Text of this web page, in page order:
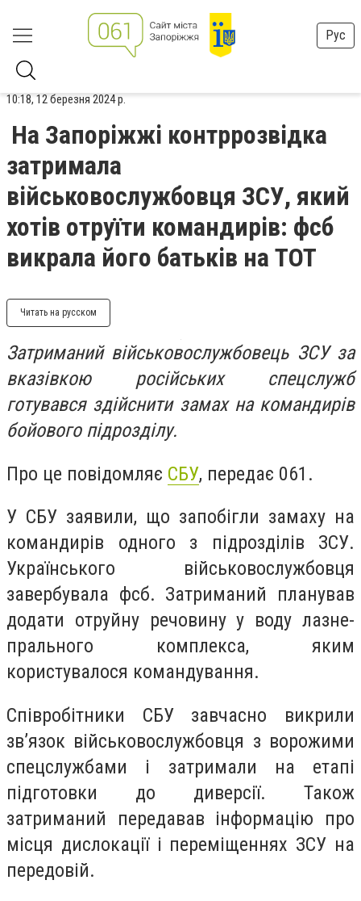
Рус
10:18, 12 березня 2024 р.
На Запоріжжі контррозвідка
затримала
військовослужбовця ЗСУ, який
хотів отруїти командирів: фсб
викрала його батьків на ТОТ
Читать на русском
Затриманий військовослужбовець ЗСУ за
вказівкою російських спецслужб
готувався здійснити замах на командирів
бойового підрозділу.
Про це повідомляє СБУ, передає 061.
У СБУ заявили, що запобігли замаху на
командирів одного з підрозділів ЗСУ.
Українського військовослужбовця
завербувала фсб. Затриманий планував
додати отруйну речовину у воду лазне-
прального комплекса, яким
користувалося командування.
Співробітники СБУ завчасно викрили
зв’язок військовослужбовця з ворожими
спецслужбами і затримали на етапі
підготовки до диверсії. Також
затриманий передавав інформацію про
місця дислокації і переміщеннях ЗСУ на
передовій.